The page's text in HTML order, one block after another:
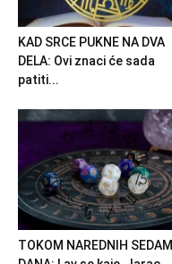
KAD SRCE PUKNE NA DVA
DELA: Ovi znaci će sada
patiti...
TOKOM NAREDNIH SEDAM